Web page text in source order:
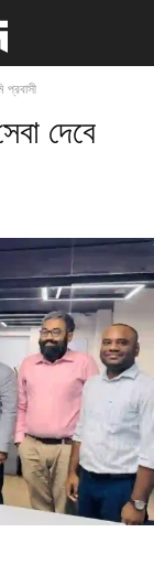
প্রবাসী
দেবে